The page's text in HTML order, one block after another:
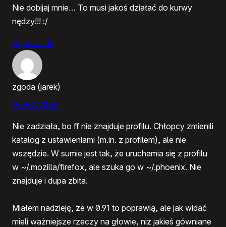
Nie dobijaj mnie… To musi jakoś działać do kurwy
nędzy!!! :/
Odpowiedz
zgoda (jarek)
04/07/2004
Nie zadziała, bo ff nie znajduje profilu. Chłopcy zmienili
katalog z ustawieniami (m.in. z profilem), ale nie
wszędzie. W sumie jest tak, że uruchamia się z profilu
w ~/.mozilla/firefox, ale szuka go w ~/.phoenix. Nie
znajduje i dupa zbita.
Miałem nadzieję, że w 0.91 to poprawią, ale jak widać
mieli ważniejsze rzeczy na głowie, niż jakieś gówniane